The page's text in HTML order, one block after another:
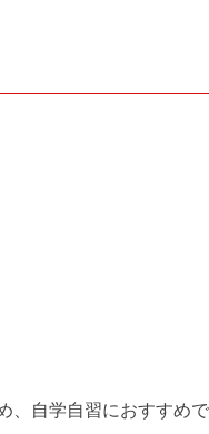
自学自習におすすめで